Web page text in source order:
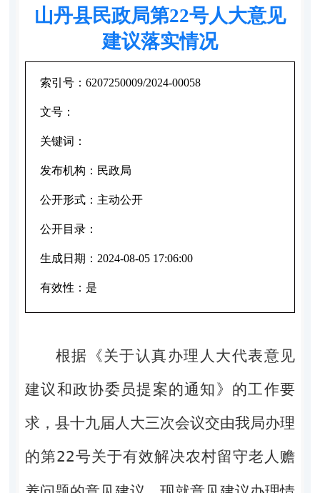
山丹县民政局第22号人大意见
建议落实情况
索引号： 6207250009/2024-00058
文号：
关键词：
发布机构： 民政局
公开形式： 主动公开
公开目录：
生成日期： 2024-08-05 17:06:00
有效性： 是
根据 《关于认真办理人大代表意见
建议和政协委员提案的通知》的工作要
求， 县十九届人大三次会议交由我局办理
的第22号关于有效解决农村留守老人赡